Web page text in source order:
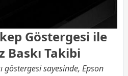
Göstergesi ile
Baskı Takibi
göstergesi sayesinde, Epson